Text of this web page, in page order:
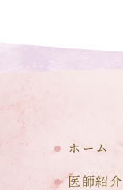
ホーム
医師紹介